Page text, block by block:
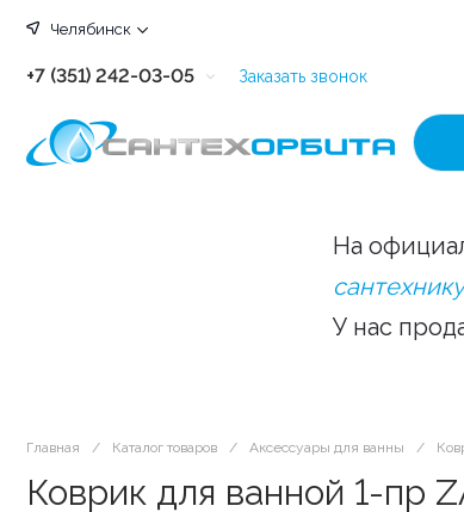
Челябинск
+7 (351) 242-03-05
+7 (351) 242-03-63
Заказать звонок
На
У нас
Главная / Каталог товаров / Аксессуары для ванны /
Коврик для ванной 1-пр